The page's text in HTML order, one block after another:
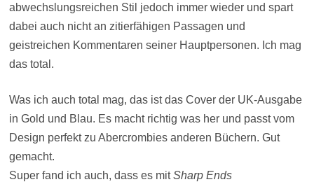
abwechslungsreichen Stil jedoch immer wieder und spart
dabei auch nicht an zitierfähigen Passagen und
geistreichen Kommentaren seiner Hauptpersonen. Ich mag
das total.
Was ich auch total mag, das ist das Cover der UK-Ausgabe
in Gold und Blau. Es macht richtig was her und passt vom
Design perfekt zu Abercrombies anderen Büchern. Gut
gemacht.
Super fand ich auch, dass es mitSharp Ends